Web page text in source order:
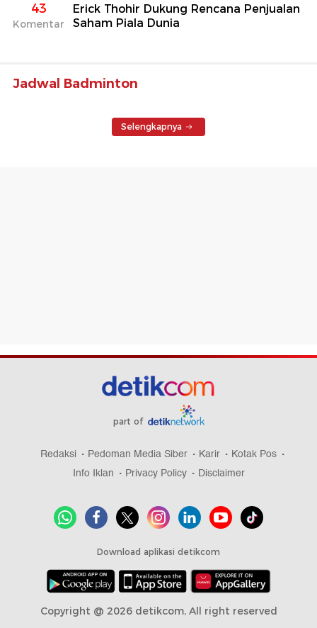
43
Komentar
Erick Thohir Dukung Rencana Penjualan
Saham Piala Dunia
Jadwal Badminton
Selengkapnya
part of
Redaksi Pedoman Media Siber Karir
Kotak Pos
Info Iklan
Privacy Policy Disclaimer
Download aplikasi detikcom
Copyright @ 2026 detikcom, All right reserved